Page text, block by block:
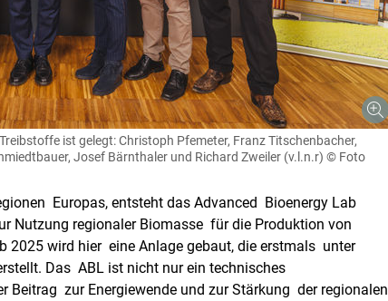
ist gelegt: Christoph Pfemeter, Franz Titschenbacher,
Josef Bärnthaler und Richard Zweiler (v.l.n.r) © Foto
Europas, entsteht das Advanced Bioenergy Lab
Nutzung regionaler Biomasse für die Produktion von
2025 wird hier eine Anlage gebaut, die erstmals unter
Das ABL ist nicht nur ein technisches
zur Energiewende und zur Stärkung der regionalen